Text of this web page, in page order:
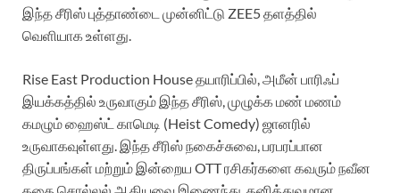
இந்த சீரிஸ் புத்தாண்டை முன்னிட்டு ZEE5 தளத்தில்
வெளியாக உள்ளது.
Rise East Production House தயாரிப்பில், அமீன் பாரிஃப்
இயக்கத்தில் உருவாகும் இந்த சீரிஸ், முழுக்க மண் மணம்
கமழும் ஹைஸ்ட் காமெடி (Heist Comedy) ஜானரில்
உருவாகவுள்ளது. இந்த சீரிஸ் நகைச்சுவை, பரபரப்பான
திருப்பங்கள் மற்றும் இன்றைய OTT ரசிகர்களை கவரும் நவீன